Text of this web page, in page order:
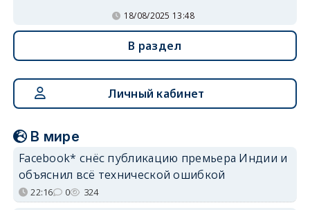
18/08/2025 13:48
В раздел
Личный кабинет
В мире
Facebook* снёс публикацию премьера Индии и
объяснил всё технической ошибкой
22:16 0 324